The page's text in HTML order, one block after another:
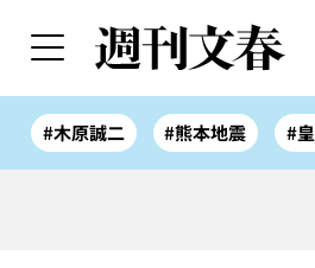
#木原誠二 #熊本地震 #